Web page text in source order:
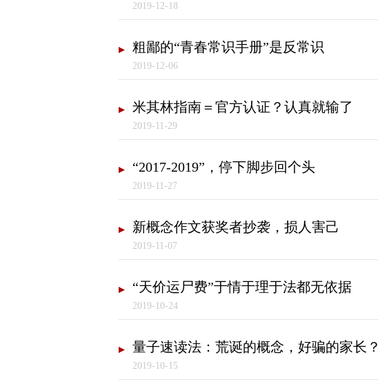
2019-12-18
粗鄙的“青春常识手册”是反常识
2019-12-06
米其林指南＝官方认证？认真就输了
2019-11-29
“2017-2019”，停下脚步回个头
2019-11-27
新概念作文获奖者抄袭，损人害己
2019-11-07
“天价运尸费”于情于理于法都无依据
2019-10-24
量子速读法：荒诞的概念，好骗的家长？
2019-10-15